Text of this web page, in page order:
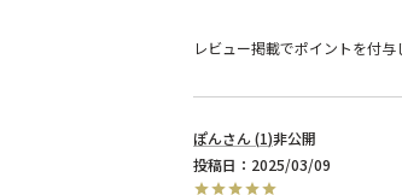
レビュー掲載でポイントを付
ぽん 1 非公開
投稿日
2025/03/09